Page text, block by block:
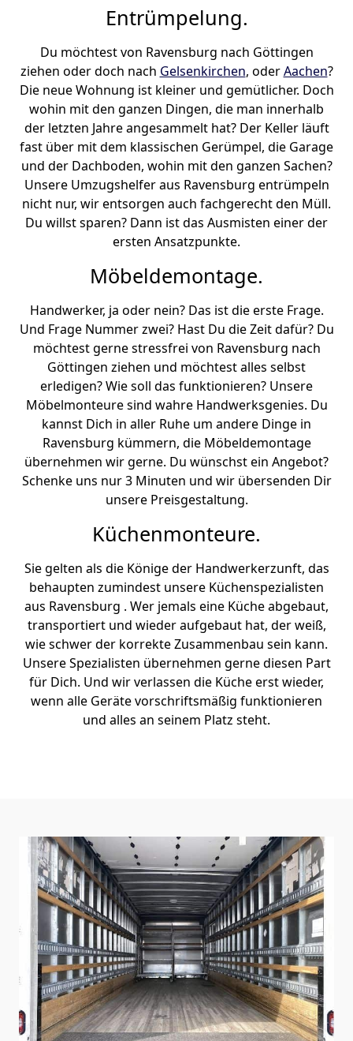
Entrümpelung.
Du möchtest von Ravensburg nach Göttingen
ziehen oder doch nach Gelsenkirchen, oderAachen?
Die neue Wohnung ist kleiner und gemütlicher. Doch
wohin mit den ganzen Dingen, die man innerhalb
der letzten Jahre angesammelt hat? Der Keller läuft
fast über mit dem klassischen Gerümpel, die Garage
und der Dachboden, wohin mit den ganzen Sachen?
Unsere Umzugshelfer aus Ravensburg entrümpeln
nicht nur, wir entsorgen auch fachgerecht den Müll.
Du willst sparen? Dann ist das Ausmisten einer der
ersten Ansatzpunkte.
Möbeldemontage.
Handwerker, ja oder nein? Das ist die erste Frage.
Und Frage Nummer zwei? Hast Du die Zeit dafür? Du
möchtest gerne stressfrei von Ravensburg nach
Göttingen ziehen und möchtest alles selbst
erledigen? Wie soll das funktionieren? Unsere
Möbelmonteure sind wahre Handwerksgenies. Du
kannst Dich in aller Ruhe um andere Dinge in
Ravensburg kümmern, die Möbeldemontage
übernehmen wir gerne. Du wünschst ein Angebot?
Schenke uns nur 3 Minuten und wir übersenden Dir
unsere Preisgestaltung.
Küchenmonteure.
Sie gelten als die Könige der Handwerkerzunft, das
behaupten zumindest unsere Küchenspezialisten
aus Ravensburg . Wer jemals eine Küche abgebaut,
transportiert und wieder aufgebaut hat, der weiß,
wie schwer der korrekte Zusammenbau sein kann.
Unsere Spezialisten übernehmen gerne diesen Part
für Dich. Und wir verlassen die Küche erst wieder,
wenn alle Geräte vorschriftsmäßig funktionieren
und alles an seinem Platz steht.